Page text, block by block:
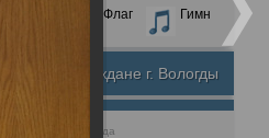
Флаг Гимн
Почетные граждане г. Вологды
25 июня 2026 года